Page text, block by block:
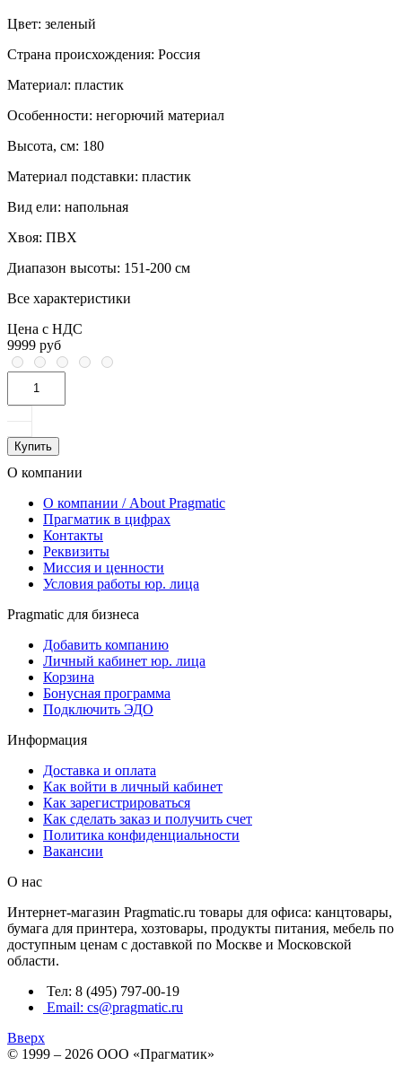
Цвет: зеленый
Страна происхождения: Россия
Материал: пластик
Особенности: негорючий материал
Высота, см: 180
Материал подставки: пластик
Вид ели: напольная
Хвоя: ПВХ
Диапазон высоты: 151-200 см
Все характеристики
Цена с НДС
9999 руб
Купить
О компании
О компании / About Pragmatic
Прагматик в цифрах
Контакты
Реквизиты
Миссия и ценности
Условия работы юр. лица
Pragmatic для бизнеса
Добавить компанию
Личный кабинет юр. лица
Корзина
Бонусная программа
Подключить ЭДО
Информация
Доставка и оплата
Как войти в личный кабинет
Как зарегистрироваться
Как сделать заказ и получить счет
Политика конфиденциальности
Вакансии
О нас
Интернет-магазин Pragmatic.ru товары для офиса: канцтовары,
бумага для принтера, хозтовары, продукты питания, мебель по
доступным ценам с доставкой по Москве и Московской
области.
Тел: 8 (495) 797-00-19
Email: cs@pragmatic.ru
Вверх
© 1999 – 2026 ООО «Прагматик»